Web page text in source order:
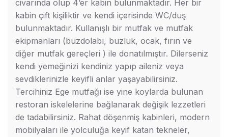
civarında olup 4’er kabin bulunmaktadır. Her bir
kabin çift kişiliktir ve kendi içerisinde WC/duş
bulunmaktadır. Kullanışlı bir mutfak ve mutfak
ekipmanları (buzdolabı, buzluk, ocak, fırın ve
diğer mutfak gereçleri ) ile donatılmıştır. Dilerseniz
kendi yemeğinizi kendiniz yapıp aileniz veya
sevdiklerinizle keyifli anlar yaşayabilirsiniz.
Tercihiniz Ege mutfağı ise yine koylarda bulunan
restoran iskelelerine bağlanarak değişik lezzetleri
de tadabilirsiniz. Rahat döşenmiş kabinleri, modern
mobilyaları ile yolculuğa keyif katan tekneler,